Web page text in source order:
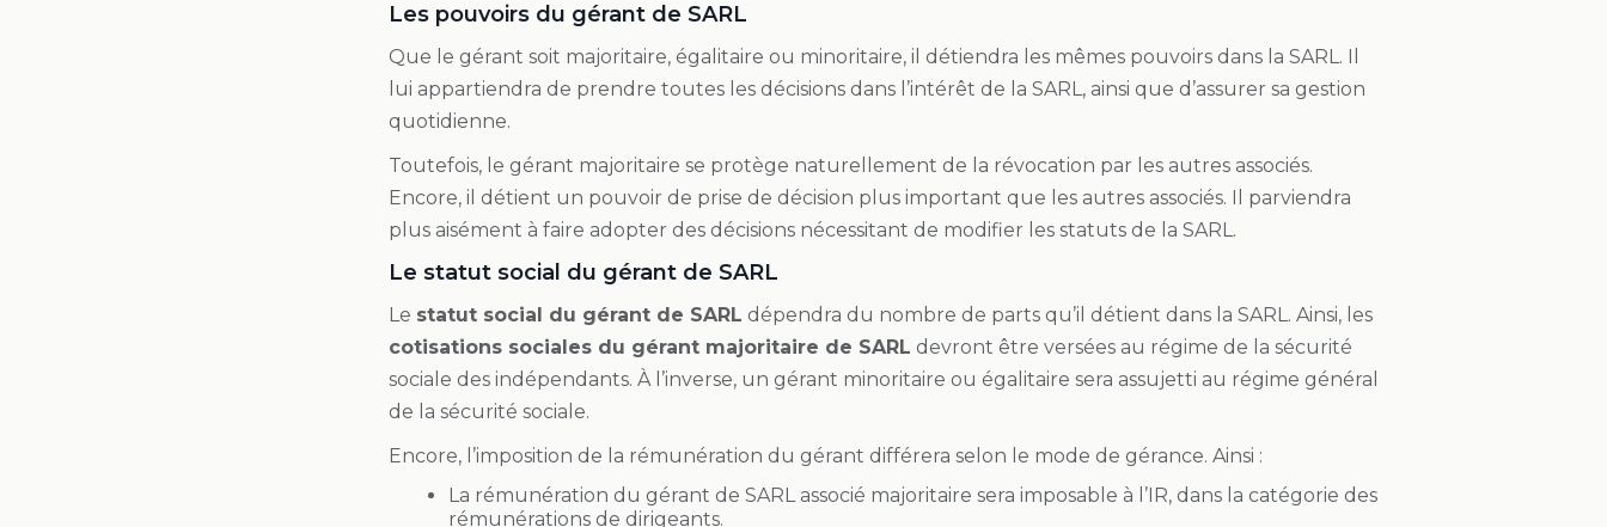
Les pouvoirs du gérant de SARL
Que le gérant soit majoritaire, égalitaire ou minoritaire, il détiendra les mêmes pouvoirs dans la SARL. Il
lui appartiendra de prendre toutes les décisions dans l’intérêt de la SARL, ainsi que d’assurer sa gestion
quotidienne.
Toutefois, le gérant majoritaire se protège naturellement de la révocation par les autres associés.
Encore, il détient un pouvoir de prise de décision plus important que les autres associés. Il parviendra
plus aisément à faire adopter des décisions nécessitant de modifier les statuts de la SARL.
Le statut social du gérant de SARL
Le statut social du gérant de SARL dépendra du nombre de parts qu’il détient dans la SARL. Ainsi, les
cotisations sociales du gérant majoritaire de SARL devront être versées au régime de la sécurité
sociale des indépendants. À l’inverse, un gérant minoritaire ou égalitaire sera assujetti au régime général
de la sécurité sociale.
Encore, l’imposition de la rémunération du gérant différera selon le mode de gérance. Ainsi :
La rémunération du gérant de SARL associé majoritaire sera imposable à l’IR, dans la catégorie des
rémunérations de dirigeants.